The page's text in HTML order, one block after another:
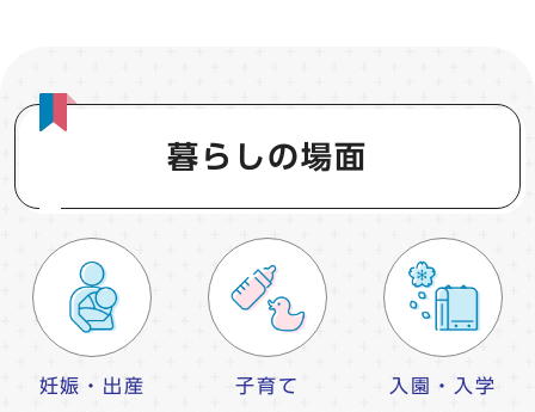
暮らしの場面
妊娠・出産 子育て 入園・入学